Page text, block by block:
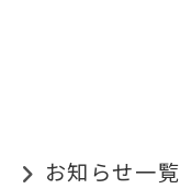
お知らせ一覧